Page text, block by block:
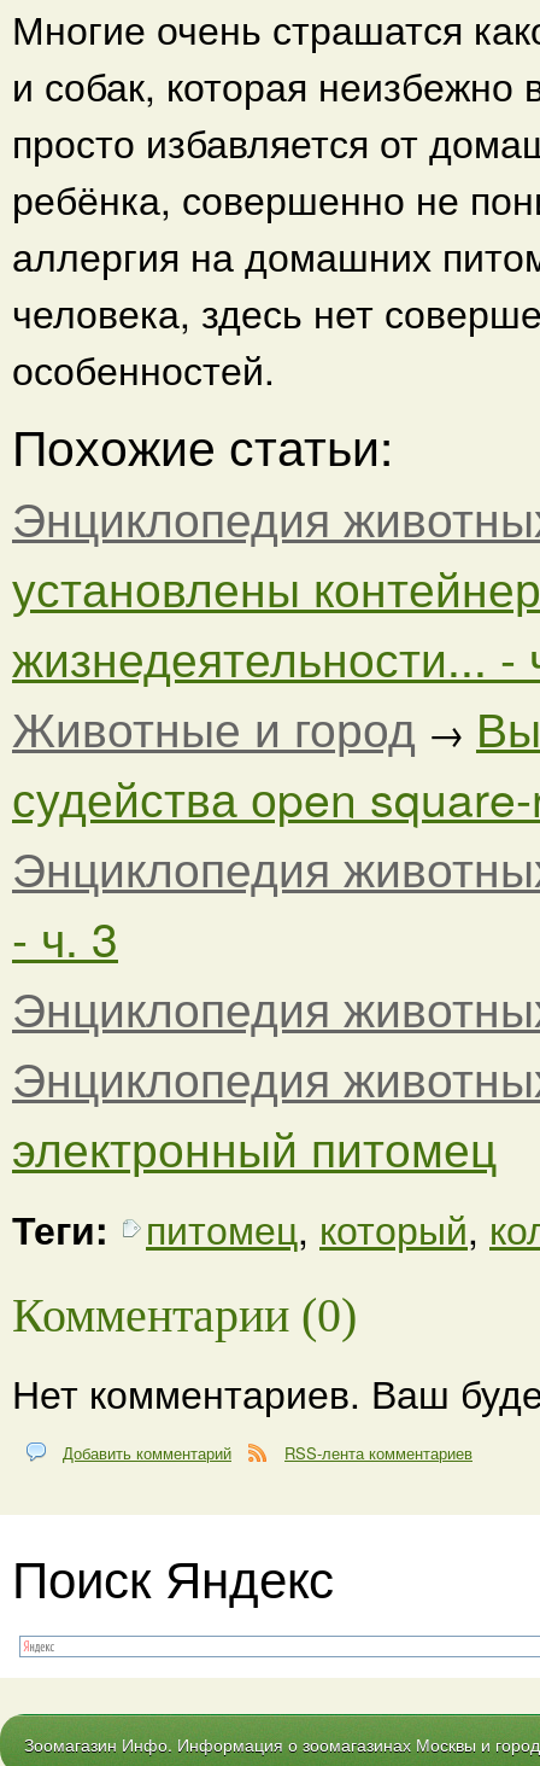
Многие очень страшатся
и собак, которая
просто избавляется от
ребёнка, совершенно не
аллергия на домашних
человека, здесь нет
особенностей.
Похожие статьи:
Энциклопедия
установлены
жизнедеятельности... -
Животные и город →
судейства оpen
Энциклопедия
- ч. 3
Энциклопедия
Энциклопедия
электронный питомец
Теги: питомец, который,
Комментарии (0)
Нет комментариев. Ваш
Добавить комментарий RSS-лента комментариев
Поиск Яндекс
Зоомагазин Инфо. Информация о зоомагазинах Москвы и